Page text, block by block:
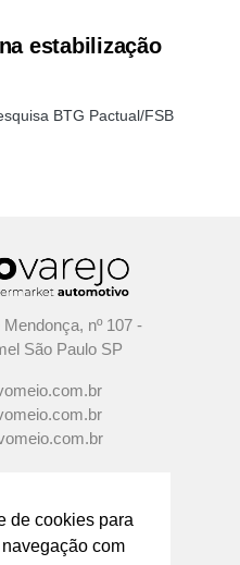
de cookies para
com
estabilização
BTG Pactual/FSB
nº 107 -
São Paulo SP
REDES